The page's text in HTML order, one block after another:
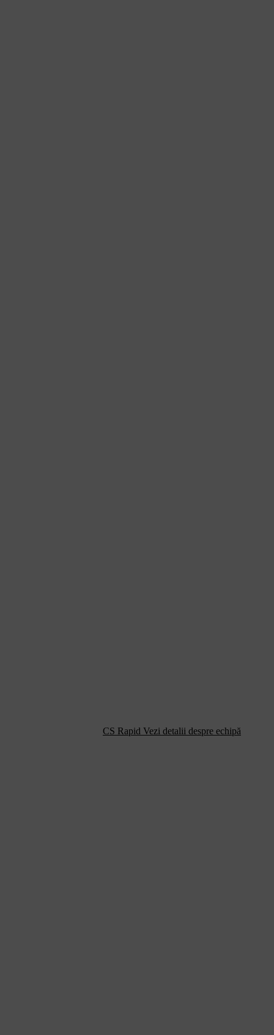
CS Rapid Vezi detalii despre echipă